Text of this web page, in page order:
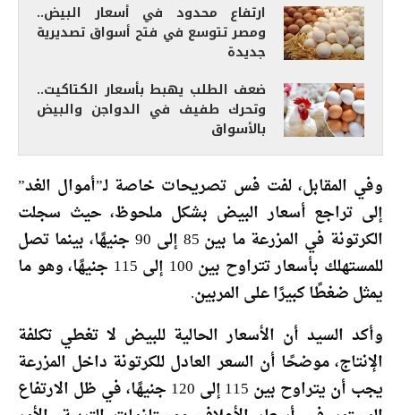
ارتفاع محدود في أسعار البيض..
ومصر تتوسع في فتح أسواق تصديرية
جديدة
ضعف الطلب يهبط بأسعار الكتاكيت..
وتحرك طفيف في الدواجن والبيض
بالأسواق
وفي المقابل، لفت فس تصريحات خاصة لـ”أموال الغد”
إلى تراجع أسعار البيض بشكل ملحوظ، حيث سجلت
الكرتونة في المزرعة ما بين 85 إلى 90 جنيهًا، بينما تصل
للمستهلك بأسعار تتراوح بين 100 إلى 115 جنيهًا، وهو ما
يمثل ضغطًا كبيرًا على المربين.
وأكد السيد أن الأسعار الحالية للبيض لا تغطي تكلفة
الإنتاج، موضحًا أن السعر العادل للكرتونة داخل المزرعة
يجب أن يتراوح بين 115 إلى 120 جنيهًا، في ظل الارتفاع